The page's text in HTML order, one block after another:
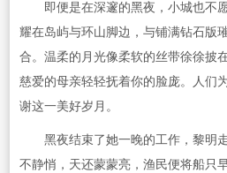
即便是在深邃的黑夜，小城也不愿
耀在岛屿与环山脚边，与铺满钻石版
合。温柔的月光像柔软的丝带徐徐披
慈爱的母亲轻轻抚着你的脸庞。人们
谢这一美好岁月。
黑夜结束了她一晚的工作，黎明走
不静悄，天还蒙蒙亮，渔民便将船只